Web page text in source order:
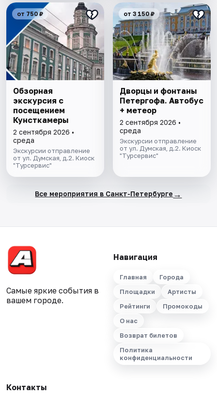
от 750 ₽
Обзорная
экскурсия с
посещением ​
Кунсткамеры
2 сентября 2026 •
среда
Экскурсии отправление
от ул. Думская, д.2. Киоск
"Турсервис"
от 3 150 ₽
Дворцы и фонтаны
Петергофа. Автобус
+ метеор
2 сентября 2026 •
среда
Экскурсии отправление
от ул. Думская, д.2. Киоск
"Турсервис"
Все мероприятия в Санкт-Петербурге →
Самые яркие события в
вашем городе.
Навигация
Главная
Города
Площадки
Артисты
Рейтинги
Промокоды
О нас
Возврат билетов
Политика
конфиденциальности
Контакты